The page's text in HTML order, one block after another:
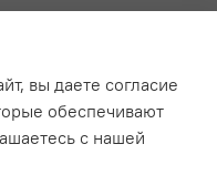
вы даете согласие
обеспечивают
с нашей